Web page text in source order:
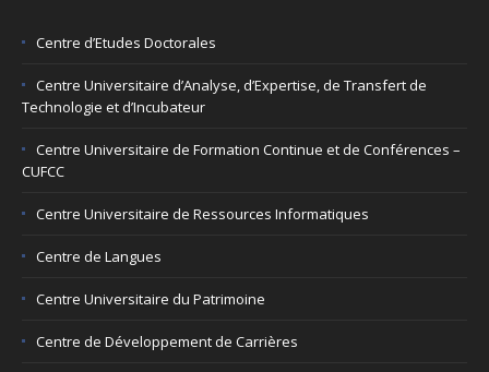
Centre d’Etudes Doctorales
Centre Universitaire d’Analyse, d’Expertise, de Transfert de
Technologie et d’Incubateur
Centre Universitaire de Formation Continue et de Conférences –
CUFCC
Centre Universitaire de Ressources Informatiques
Centre de Langues
Centre Universitaire du Patrimoine
Centre de Développement de Carrières